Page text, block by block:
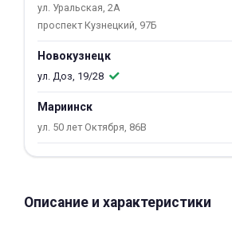
ул. Уральская, 2А
проспект Кузнецкий, 97Б
Новокузнецк
ул. Доз, 19/28
Мариинск
ул. 50 лет Октября, 86В
Описание и характеристики
Подробнее
об оплате Плайтом
Остались вопросы?
8 800 302-02-51